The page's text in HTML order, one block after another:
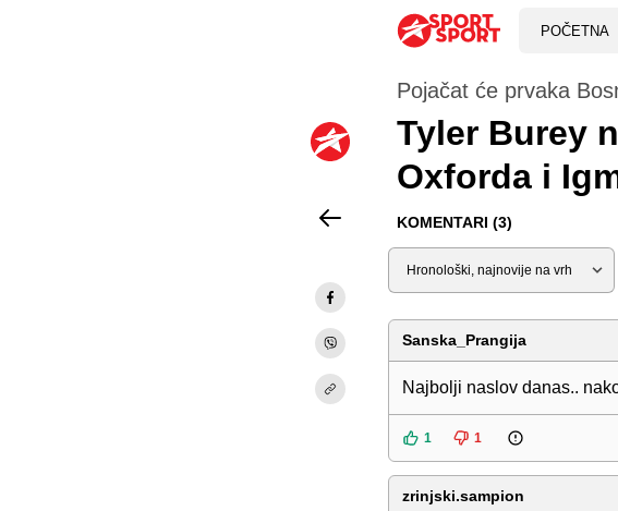
POČETNA
Pojačat će prvaka
Tyler Burey
Oxforda i
KOMENTARI (3)
Sortiraj
Sanska_Prangija
Najbolji naslov danas..
1 1
zrinjski.sampion